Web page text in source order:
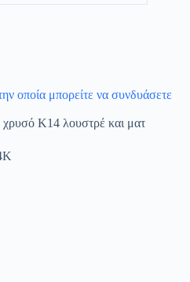
οποία μπορείτε να συνδυάσετε
χρυσό Κ14 λουστρέ και ματ